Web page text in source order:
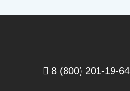
8 (800) 201-19-64